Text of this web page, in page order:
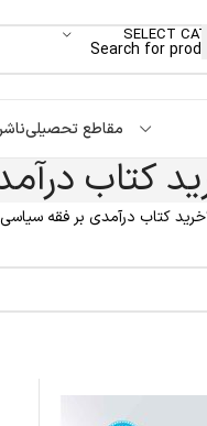
SELECT
مقاطع تحصیلی
کتاب
کتاب درآمدی بر فقه سیاسی